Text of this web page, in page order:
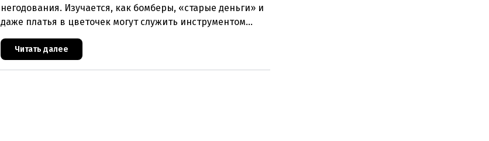
негодования. Изучается, как бомберы, «старые деньги» и
даже платья в цветочек могут служить инструментом
пропаганды. Оппоненты требуют ответа от министра наук
Читать далее